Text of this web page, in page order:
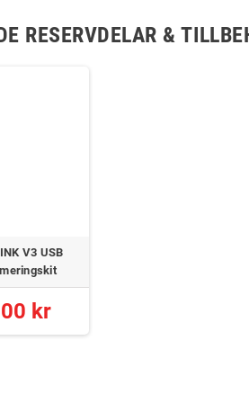
RESERVDELAR &
V3 USB
kr